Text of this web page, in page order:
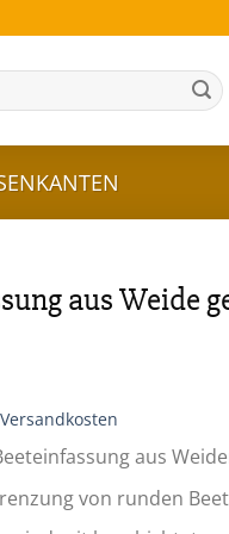
aus Weide
Versandkosten
aus
von runden